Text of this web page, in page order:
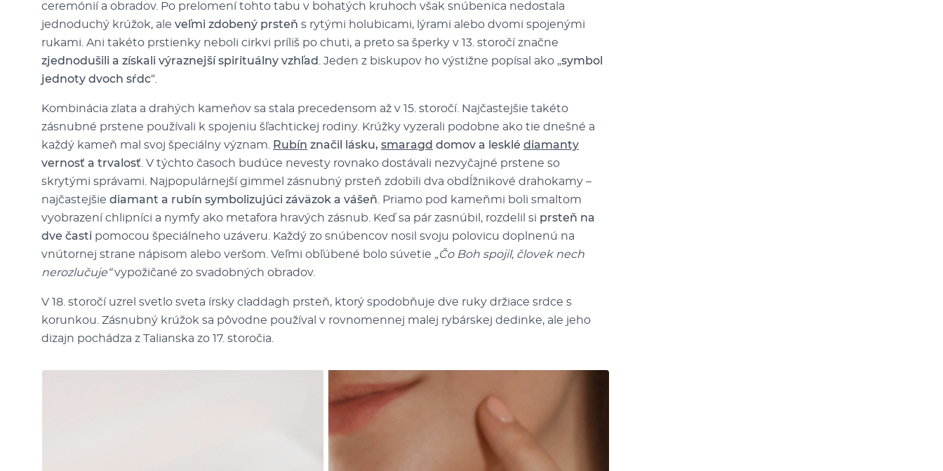
ceremónií a obradov. Po prelomení tohto tabu v bohatých kruhoch však snúbenica nedostala
jednoduchý krúžok, ale veľmi zdobený prsteň s rytými holubicami, lýrami alebo dvomi spojenými
rukami. Ani takéto prstienky neboli cirkvi príliš po chuti, a preto sa šperky v 13. storočí značne
zjednodušili a získali výraznejší spirituálny vzhľad
. Jeden z biskupov ho výstižne popísal ako „symbol
jednoty dvoch sŕdc“.
Kombinácia zlata a drahých kameňov sa stala precedensom až v 15. storočí. Najčastejšie takéto
zásnubné prstene používali k spojeniu šľachtickej rodiny. Krúžky vyzerali podobne ako tie dnešné a
každý kameň mal svoj špeciálny význam.
Rubín značil lásku, smaragd domov a lesklé diamanty
vernosť a trvalosť . V týchto časoch budúce nevesty rovnako dostávali nezvyčajné prstene so
skrytými správami. Najpopulárnejší gimmel zásnubný prsteň zdobili dva obdĺžnikové drahokamy –
najčastejšie diamant a rubín symbolizujúci záväzok a vášeň . Priamo pod kameňmi boli smaltom
vyobrazení chlipníci a nymfy ako metafora hravých zásnub. Keď sa pár zasnúbil, rozdelil si prsteň na
dve časti pomocou špeciálneho uzáveru. Každý zo snúbencov nosil svoju polovicu doplnenú na
vnútornej strane nápisom alebo veršom. Veľmi obľúbené bolo súvetie „Čo Boh spojil, človek nech
nerozlučuje“vypožičané zo svadobných obradov.
V 18. storočí uzrel svetlo sveta írsky claddagh prsteň, ktorý spodobňuje dve ruky držiace srdce s
korunkou. Zásnubný krúžok sa pôvodne používal v rovnomennej malej rybárskej dedinke, ale jeho
dizajn pochádza z Talianska zo 17. storočia.